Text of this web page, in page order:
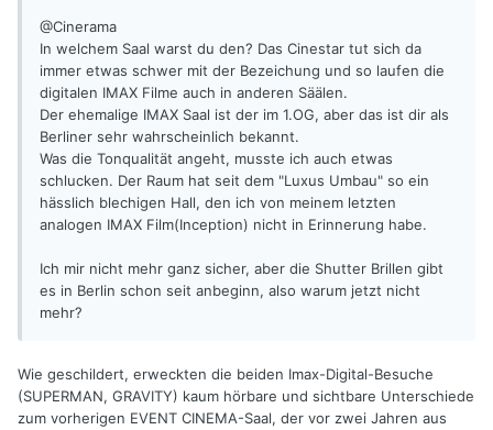
@Cinerama
In welchem Saal warst du den? Das Cinestar tut sich da
immer etwas schwer mit der Bezeichung und so laufen die
digitalen IMAX Filme auch in anderen Säälen.
Der ehemalige IMAX Saal ist der im 1.OG, aber das ist dir als
Berliner sehr wahrscheinlich bekannt.
Was die Tonqualität angeht, musste ich auch etwas
schlucken. Der Raum hat seit dem "Luxus Umbau" so ein
hässlich blechigen Hall, den ich von meinem letzten
analogen IMAX Film(Inception) nicht in Erinnerung habe.
Ich mir nicht mehr ganz sicher, aber die Shutter Brillen gibt
es in Berlin schon seit anbeginn, also warum jetzt nicht
mehr?
Wie geschildert, erweckten die beiden Imax-Digital-Besuche
(SUPERMAN, GRAVITY) kaum hörbare und sichtbare Unterschiede
zum vorherigen EVENT CINEMA-Saal, der vor zwei Jahren aus